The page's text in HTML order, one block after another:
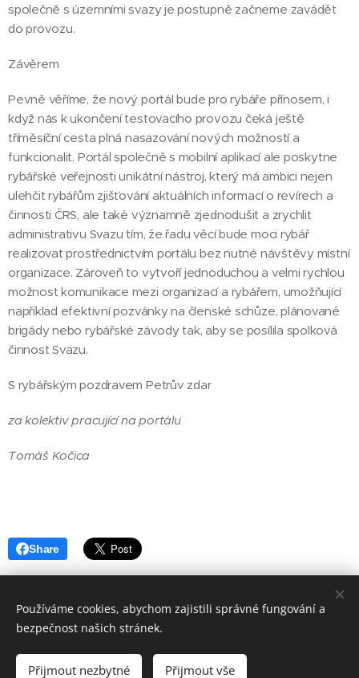
společně s územními svazy je postupně začneme zavádět
do provozu.
Závěrem
Pevně věříme, že nový portál bude pro rybáře přínosem, i
když nás k ukončení testovacího provozu čeká ještě
tříměsíční cesta plná nasazování nových možností a
funkcionalit. Portál společně s mobilní aplikací ale poskytne
rybářské veřejnosti unikátní nástroj, který má ambici nejen
ulehčit rybářům zjišťování aktuálních informací o revírech a
činnosti ČRS, ale také významně zjednodušit a zrychlit
administrativu Svazu tím, že řadu věcí bude moci rybář
realizovat prostřednictvím portálu bez nutné návštěvy místní
organizace. Zároveň to vytvoří jednoduchou a velmi rychlou
možnost komunikace mezi organizací a rybářem, umožňující
například efektivní pozvánky na členské schůze, plánované
brigády nebo rybářské závody tak, aby se posílila spolková
činnost Svazu.
S rybářským pozdravem Petrův zdar
za kolektiv pracující na portálu
Tomáš Kočica
Share
©2020
Používáme cookies, abychom zajistili správné fungování a
bezpečnost našich stránek.
Přijmout nezbytné Přijmout vše